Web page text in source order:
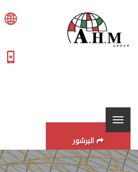
البرشور